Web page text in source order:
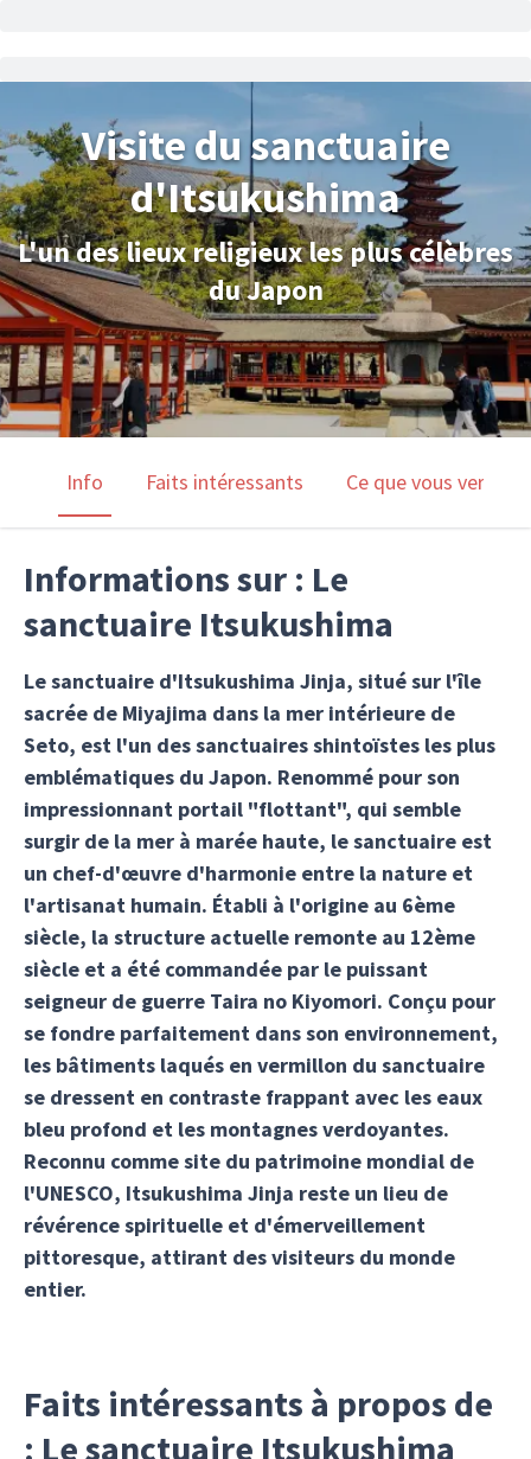
Visite du sanctuaire
d'Itsukushima
L'un des lieux religieux les plus célèbres
du Japon
Info Faits intéressants Ce que vous verrez
Informations sur : Le
sanctuaire Itsukushima
Le sanctuaire d'Itsukushima Jinja, situé sur l'île
sacrée de Miyajima dans la mer intérieure de
Seto, est l'un des sanctuaires shintoïstes les plus
emblématiques du Japon. Renommé pour son
impressionnant portail "flottant", qui semble
surgir de la mer à marée haute, le sanctuaire est
un chef-d'œuvre d'harmonie entre la nature et
l'artisanat humain. Établi à l'origine au 6ème
siècle, la structure actuelle remonte au 12ème
siècle et a été commandée par le puissant
seigneur de guerre Taira no Kiyomori. Conçu pour
se fondre parfaitement dans son environnement,
les bâtiments laqués en vermillon du sanctuaire
se dressent en contraste frappant avec les eaux
bleu profond et les montagnes verdoyantes.
Reconnu comme site du patrimoine mondial de
l'UNESCO, Itsukushima Jinja reste un lieu de
révérence spirituelle et d'émerveillement
pittoresque, attirant des visiteurs du monde
entier.
Faits intéressants à propos de
: Le sanctuaire Itsukushima